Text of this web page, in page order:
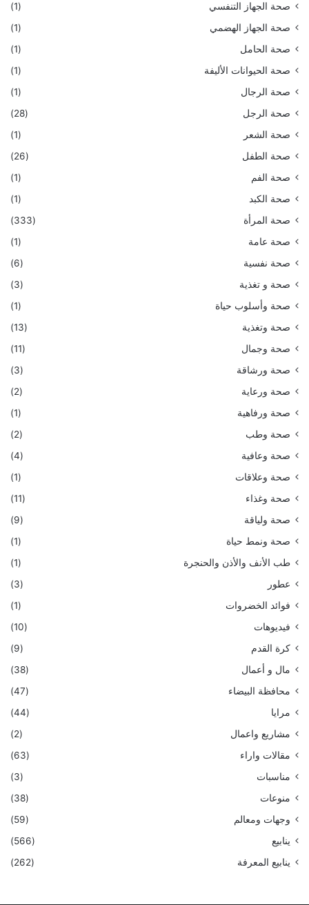
صحة الجهاز التنفسي
(1)
صحة الجهاز الهضمي
(1)
صحة الحامل
(1)
صحة الحيوانات الأليفة
(1)
صحة الرجال
(1)
صحة الرجل
(28)
صحة الشعر
(1)
صحة الطفل
(26)
صحة الفم
(1)
صحة الكبد
(1)
صحة المرأة
(333)
صحة عامة
(1)
صحة نفسية
(6)
صحة و تغذية
(3)
صحة وأسلوب حياة
(1)
صحة وتغذية
(13)
صحة وجمال
(11)
صحة ورشاقة
(3)
صحة ورعاية
(2)
صحة ورفاهية
(1)
صحة وطب
(2)
صحة وعافية
(4)
صحة وعلاقات
(1)
صحة وغذاء
(11)
صحة ولياقة
(9)
صحة ونمط حياة
(1)
طب الأنف والأذن والحنجرة
(1)
عطور
(3)
فوائد الخضروات
(1)
فيديوهات
(10)
كرة القدم
(9)
مال و أعمال
(38)
محافظة البيضاء
(47)
مرايا
(44)
مشاريع واعمال
(2)
مقالات واراء
(63)
مناسبات
(3)
منوعات
(38)
وجهات ومعالم
(59)
ينابيع
(566)
ينابيع المعرفة
(262)